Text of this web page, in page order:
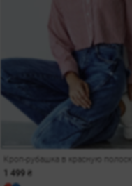
Кроп-рубашка в красную полоску
1 499 ₴